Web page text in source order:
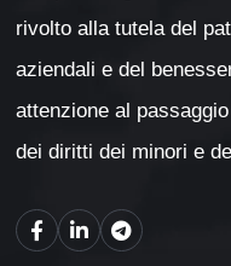
rivolto alla tutela del
aziendali e del
attenzione al
dei diritti dei minori e